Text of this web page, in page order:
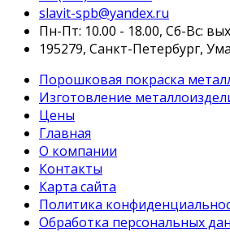
slavit-spb@yandex.ru
Пн-Пт: 10.00 - 18.00, Сб-Вс:
195279, Санкт-Петербург,
Порошковая покраска
Изготовление
Цены
Главная
О компании
Контакты
Карта сайта
Политика
Обработка персональных